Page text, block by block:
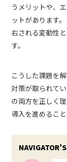
うメリットや、
ットがあります
右される変動性
す。
こうした課題を
対策が取られて
の両方を正しく
導入を進めるこ